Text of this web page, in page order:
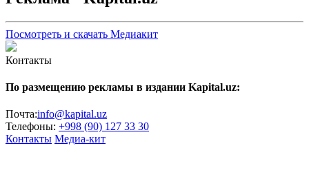
Посмотреть и скачать Медиакит
Контакты
По размещению рекламы в издании Kapital.uz:
Почта:info@kapital.uz
Телефоны: +998 (90) 127 33 30
Контакты Медиа-кит